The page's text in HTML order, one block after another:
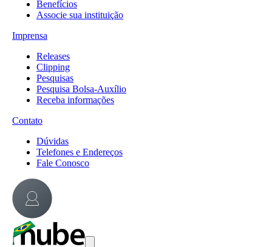
Benefícios
Associe sua instituição
Imprensa
Releases
Clipping
Pesquisas
Pesquisa Bolsa-Auxílio
Receba informações
Contato
Dúvidas
Telefones e Endereços
Fale Conosco